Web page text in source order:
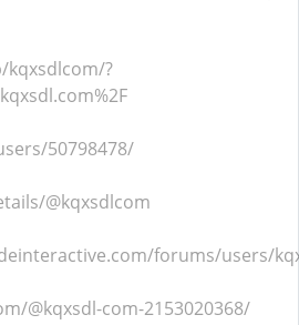
?
50798478/
@kqxsdlcom
forums/users/
@kqxsdl-com-2153020368/